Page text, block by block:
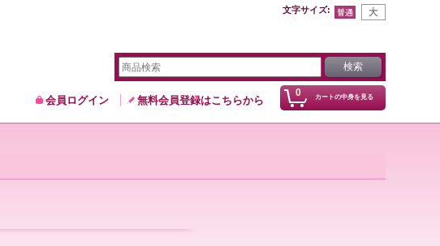
文字サイズ:
0 カートの中身を見る
会員ログイン 無料会員登録はこちらから